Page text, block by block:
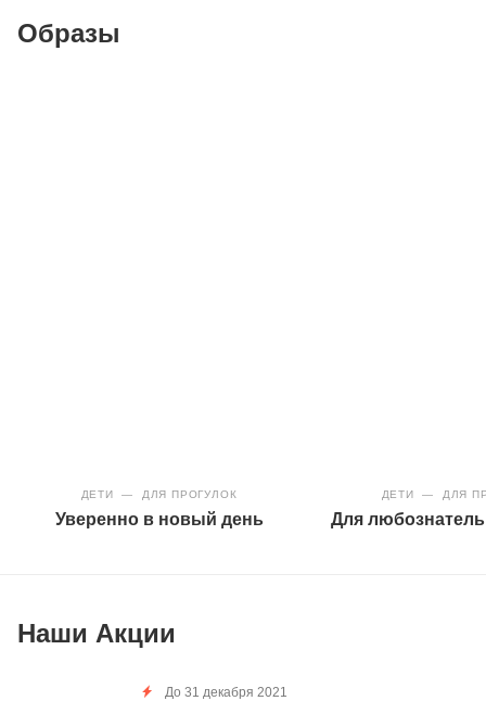
Образы
ДЕТИ— ДЛЯ ПРОГУЛОК
Уверенно в новый день
ДЕТИ— ДЛЯ
Для
Наши Акции
До 31 декабря 2021